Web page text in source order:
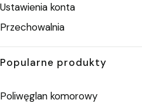
Ustawienia konta
Przechowalnia
Popularne produkty
Poliwęglan komorowy